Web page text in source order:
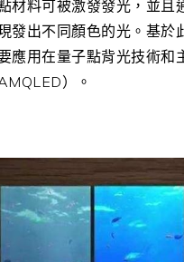
材料可被激發發光，並且
發出不同顏色的光。基於
應用在量子點背光技術和
）。